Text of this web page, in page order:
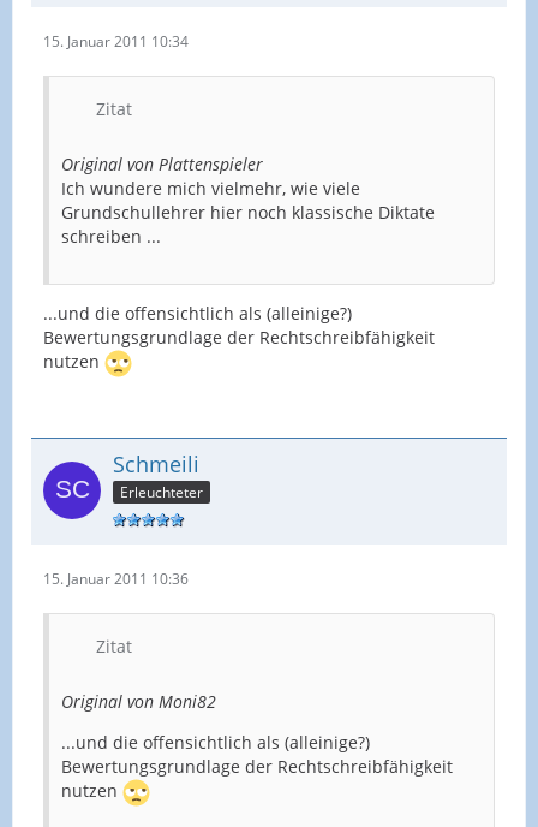
15. Januar 2011 10:34
Zitat
Original von Plattenspieler
Ich wundere mich vielmehr, wie viele
Grundschullehrer hier noch klassische Diktate
schreiben ...
...und die offensichtlich als (alleinige?)
Bewertungsgrundlage der Rechtschreibfähigkeit
nutzen
Schmeili
Erleuchteter
15. Januar 2011 10:36
Zitat
Original von Moni82
...und die offensichtlich als (alleinige?)
Bewertungsgrundlage der Rechtschreibfähigkeit
nutzen